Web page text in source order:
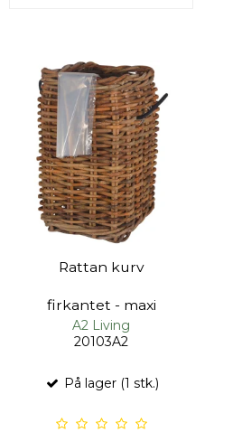
Rattan kurv
firkantet - maxi
A2 Living
20103A2
På lager (1 stk.)